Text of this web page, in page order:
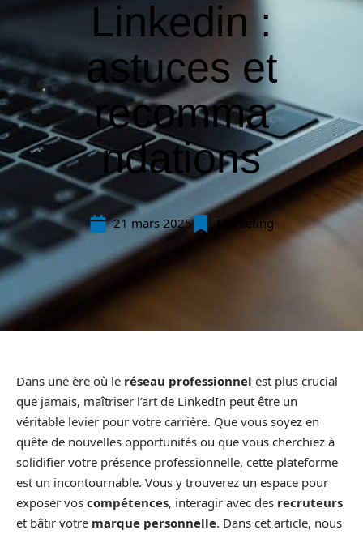
Linkedin :
astuces et
recomma
ndations
21 mars 2025 Marketing
Dans une ère où le réseau professionnel est plus crucial
que jamais, maîtriser l’art de LinkedIn peut être un
véritable levier pour votre carrière. Que vous soyez en
quête de nouvelles opportunités ou que vous cherchiez à
solidifier votre présence professionnelle, cette plateforme
est un incontournable. Vous y trouverez un espace pour
exposer vos compétences, interagir avec des recruteurs
et bâtir votre marque personnelle. Dans cet article, nous